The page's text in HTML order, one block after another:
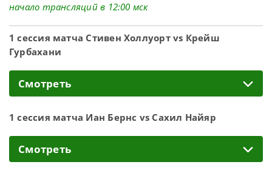
начало трансляций в 12:00 мск
1 сессия матча Стивен Холлуорт vs Крейш
Гурбахани
Смотреть
1 сессия матча Иан Бернс vs Сахил Найяр
Смотреть